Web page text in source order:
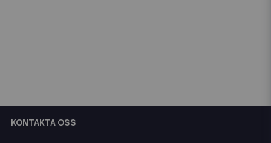
KONTAKTA OSS